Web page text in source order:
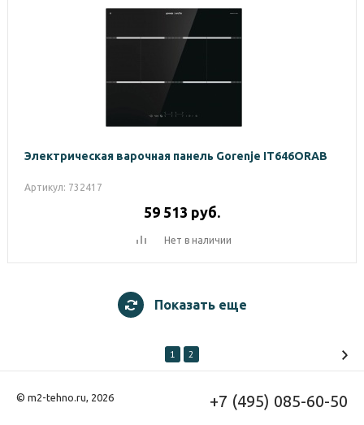
Электрическая варочная панель Gorenje IT646ORAB
Артикул: 732417
59 513 руб.
Нет в наличии
Показать еще
1 2
© m2-tehno.ru, 2026 +7 (495) 085-60-50